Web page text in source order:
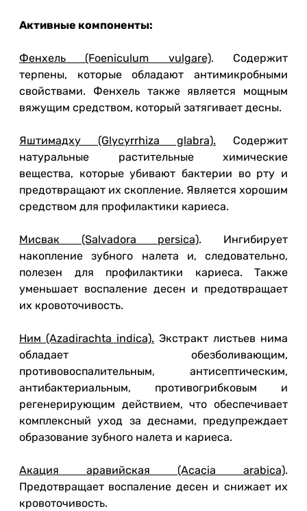
Активные компоненты:
Фенхель (Foeniculum vulgare). Содержит
терпены, которые обладают антимикробными
свойствами. Фенхель также является мощным
вяжущим средством, который затягивает десны.
Яштимадху (Glycyrrhiza glabra). Содержит
натуральные растительные химические
вещества, которые убивают бактерии во рту и
предотвращают их скопление. Является хорошим
средством для профилактики кариеса.
Мисвак (Salvadora persica). Ингибирует
накопление зубного налета и, следовательно,
полезен для профилактики кариеса. Также
уменьшает воспаление десен и предотвращает
их кровоточивость.
Ним (Azadirachta indica). Экстракт листьев нима
обладает обезболивающим,
противовоспалительным, антисептическим,
антибактериальным, противогрибковым и
регенерирующим действием, что обеспечивает
комплексный уход за деснами, предупреждает
образование зубного налета и кариеса.
Акация аравийская (Acacia arabica).
Предотвращает воспаление десен и снижает их
кровоточивость.